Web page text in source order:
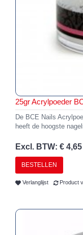
25gr Acrylpoeder
De BCE Nails
heeft de hoogste
Excl. BTW: € 4,65
BESTELLEN
Verlanglijst Product